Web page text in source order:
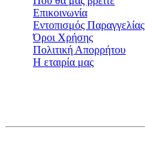
Επικοινωνία
Εντοπισμός Παραγγελίας
Όροι Χρήσης
Πολιτική Απορρήτου
Η εταιρία μας